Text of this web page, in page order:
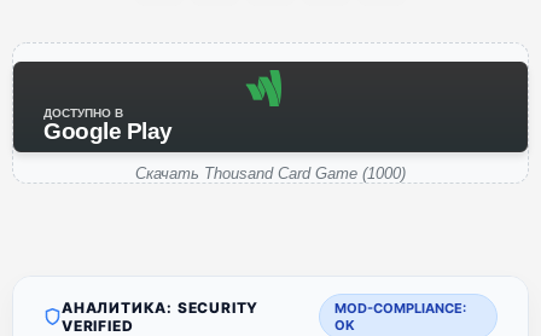
ДОСТУПНО В
Google Play
Скачать Thousand Card Game (1000)
АНАЛИТИКА: SECURITY
VERIFIED
MOD-COMPLIANCE:
OK